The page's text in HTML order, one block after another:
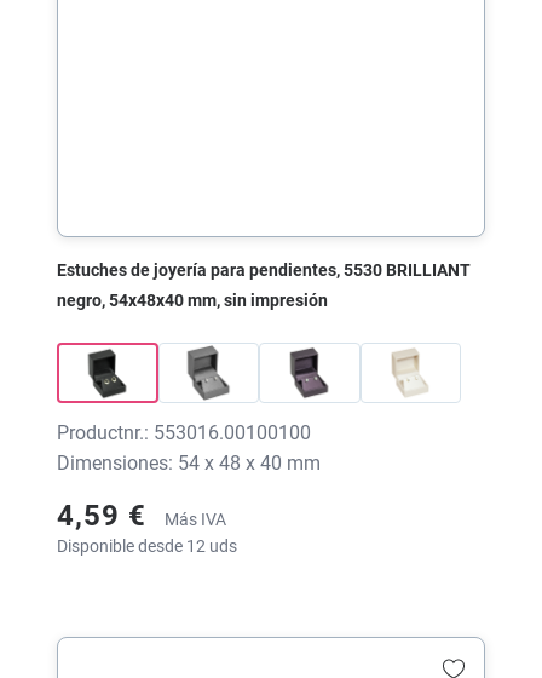
Estuches de joyería para pendientes, 5530 BRILLIANT
negro, 54x48x40 mm, sin impresión
Productnr.: 553016.00100100
Dimensiones: 54 x 48 x 40 mm
4,59 €
Más IVA
Disponible desde 12 uds